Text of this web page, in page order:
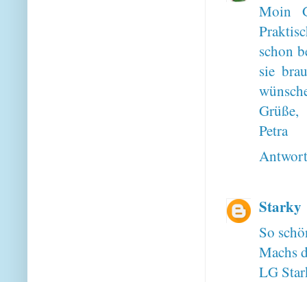
Moin
schon
sie
Grüße,
Petra
Starky
So
Machs
LG